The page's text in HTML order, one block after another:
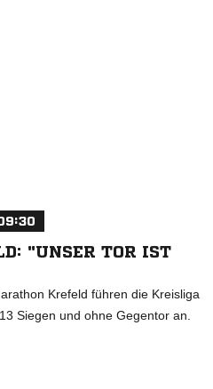
"UNSER TOR IST
Krefeld führen die Kreisliga
Siegen und ohne Gegentor an.